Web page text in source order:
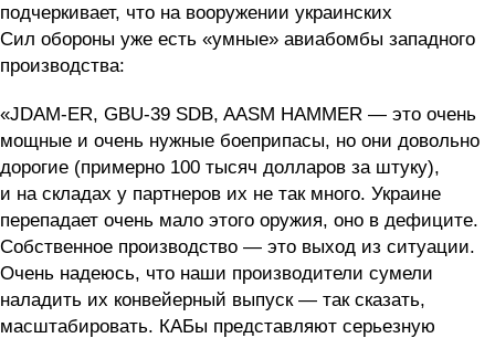
подчеркивает, что на вооружении украинских
Сил обороны уже есть «умные» авиабомбы западного
производства:
«JDAM-ER, GBU-39 SDB, AASM HAMMER — это очень
мощные и очень нужные боеприпасы, но они довольно
дорогие (примерно 100 тысяч долларов за штуку),
и на складах у партнеров их не так много. Украине
перепадает очень мало этого оружия, оно в дефиците.
Собственное производство — это выход из ситуации.
Очень надеюсь, что наши производители сумели
наладить их конвейерный выпуск — так сказать,
масштабировать. КАБы представляют серьезную